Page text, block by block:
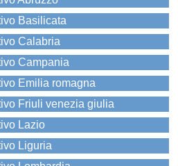
Basilicata
Calabria
Campania
Emilia romagna
Friuli venezia giulia
Lazio
Liguria